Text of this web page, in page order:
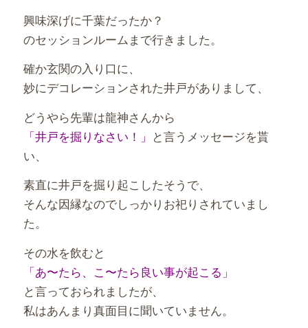
興味深げに千葉だったか？
のセッションルームまで行きました。
確か玄関の入り口に、
妙にデコレーションされた井戸がありまして、
どうやら先輩は龍神さんから
「井戸を掘りなさい！」 と言うメッセージを貰
い、
素直に井戸を掘り起こしたそうで、
そんな因縁なのでしっかりお祀りされていまし
た。
その水を飲むと
「あ〜たら、こ〜たら良い事が起こる」
と言っておられましたが、
私はあんまり真面目に聞いていません。